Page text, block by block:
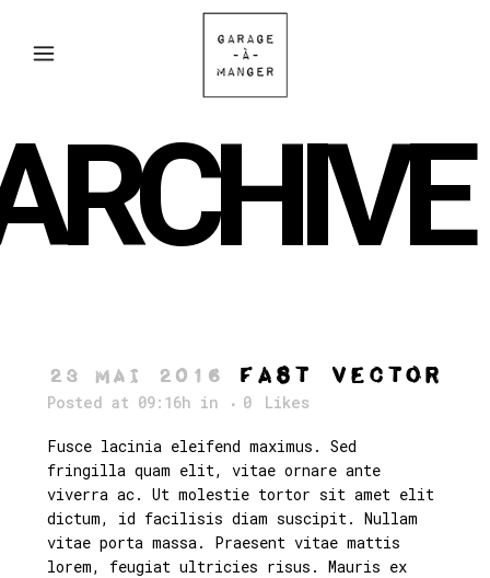
23 Mai 2016 Fast Vector
Posted at 09:16h in 0 Likes
Fusce lacinia eleifend maximus. Sed
fringilla quam elit, vitae ornare ante
viverra ac. Ut molestie tortor sit amet elit
dictum, id facilisis diam suscipit. Nullam
vitae porta massa. Praesent vitae mattis
lorem, feugiat ultricies risus. Mauris ex